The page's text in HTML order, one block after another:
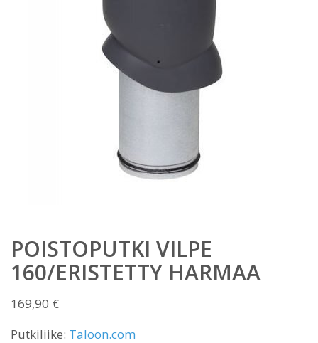
POISTOPUTKI VILPE
160/ERISTETTY HARMAA
169,90 €
Putkiliike: Taloon.com